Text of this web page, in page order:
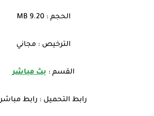
الحجم : 9.20 MB
الترخيص : مجاني
القسم : بث مباشر
رابط التحميل : رابط مباشر